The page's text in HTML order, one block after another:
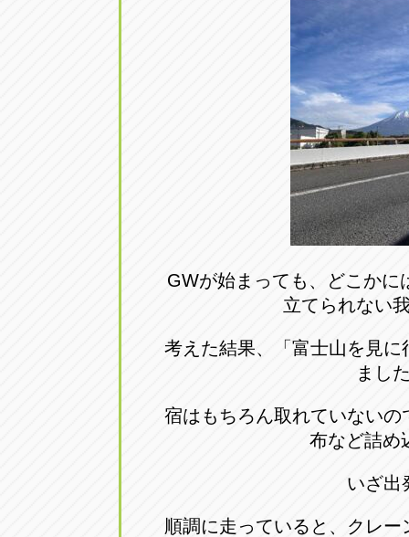
アップル
0566-43-
アップル
0569-35-
アップル
0568-76-
アップル
0561-53-
アップル
0587-66-
オートフ
052-400-
愛知県碧南市立山町4-32-1
愛知県常滑市長間37-1
愛知県小牧市久保新町20
アップル尾張旭店
愛知県尾張旭市印場元町5-2-8
愛知県岩倉市大地町長田35-1
愛知県清須市春日砂賀東114
GWが始まっても、どこかに
立てられない
考えた結果、「富士山を見
まし
宿はもちろん取れていない
布など詰め
いざ出
順調に走っていると、クレ